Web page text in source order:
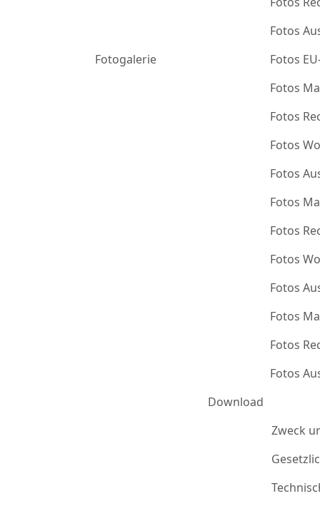
Fotogalerie
Fotos
Fotos
Fotos
Fotos
Fotos
Fotos
Fotos
Fotos
Fotos
Fotos
Fotos
Fotos
Fotos
Download
Zweck